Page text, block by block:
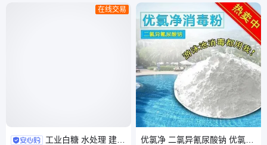
在线交易
工业白糖 水处理 建筑
优氯净 二氯异氰尿酸钠 优氯净